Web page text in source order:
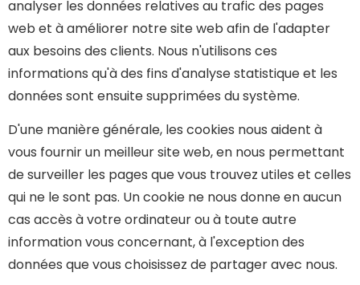
analyser les données relatives au trafic des pages
web et à améliorer notre site web afin de l'adapter
aux besoins des clients. Nous n'utilisons ces
informations qu'à des fins d'analyse statistique et les
données sont ensuite supprimées du système.
D'une manière générale, les cookies nous aident à
vous fournir un meilleur site web, en nous permettant
de surveiller les pages que vous trouvez utiles et celles
qui ne le sont pas. Un cookie ne nous donne en aucun
cas accès à votre ordinateur ou à toute autre
information vous concernant, à l'exception des
données que vous choisissez de partager avec nous.